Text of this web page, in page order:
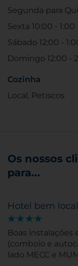
Segunda para
Sexta 10:00 - 1:00
Sábado 12:00 -
Domingo 12:00 -
Cozinha
Local, Petiscos
Os nossos
para...
Hotel bem
Boas instalações
(comboio e
lado MECC e